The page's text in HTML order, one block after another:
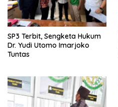
SP3 Terbit, Sengketa Hukum
Dr. Yudi Utomo Imarjoko
Tuntas